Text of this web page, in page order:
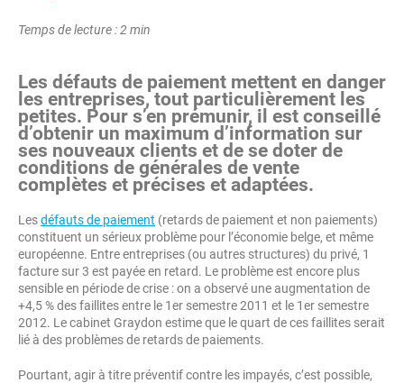
Temps de lecture : 2 min
Les défauts de paiement mettent en danger
les entreprises, tout particulièrement les
petites. Pour s’en prémunir, il est conseillé
d’obtenir un maximum d’information sur
ses nouveaux clients et de se doter de
conditions de générales de vente
complètes et précises et adaptées.
Lesdéfauts de paiement (retards de paiement et non paiements)
constituent un sérieux problème pour l’économie belge, et même
européenne. Entre entreprises (ou autres structures) du privé, 1
facture sur 3 est payée en retard. Le problème est encore plus
sensible en période de crise : on a observé une augmentation de
+4,5 % des faillites entre le 1er semestre 2011 et le 1er semestre
2012. Le cabinet Graydon estime que le quart de ces faillites serait
lié à des problèmes de retards de paiements.
Pourtant, agir à titre préventif contre les impayés, c’est possible,